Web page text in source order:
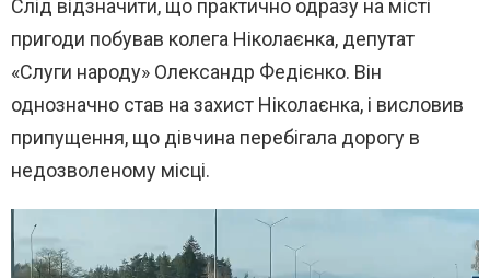
Слід відзначити, що практично одразу на місті
пригоди побував колега Ніколаєнка, депутат
«Слуги народу» Олександр Федієнко. Він
однозначно став на захист Ніколаєнка, і висловив
припущення, що дівчина перебігала дорогу в
недозволеному місці.